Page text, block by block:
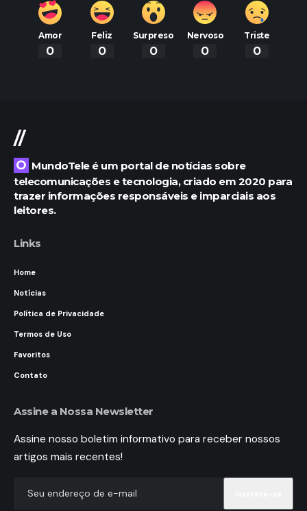
Amor
0
Feliz
0
Surpreso
0
Nervoso
0
Triste
0
//
O MundoTele é um portal de notícias sobre
telecomunicações e tecnologia, criado em 2020 para
trazer informações responsáveis e imparciais aos
leitores.
Links
Home
Notícias
Política de Privacidade
Termos de Uso
Favoritos
Contato
Assine a Nossa Newsletter
Assine nosso boletim informativo para receber nossos
artigos mais recentes!